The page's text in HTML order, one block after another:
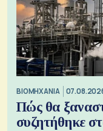
ΒΙΟΜΗΧΑΝΙΑ
Πώς θα
συζητήθηκε